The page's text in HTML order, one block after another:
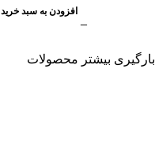
افزودن به سبد خرید
بارگیری بیشتر محصولات